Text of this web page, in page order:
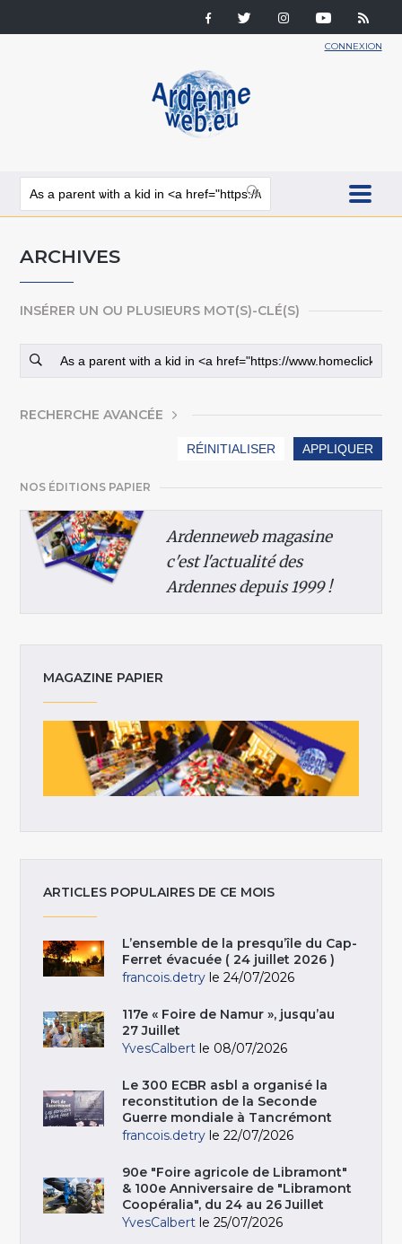
CONNEXION
ARCHIVES
INSÉRER UN OU PLUSIEURS MOT(S)-CLÉ(S)
AFFICHER
RECHERCHE AVANCÉE
NOS ÉDITIONS PAPIER
Ardenneweb magasine
c'est l'actualité des
Ardennes depuis 1999 !
MAGAZINE PAPIER
ARTICLES POPULAIRES DE CE MOIS
L’ensemble de la presqu’île du Cap-
Ferret évacuée ( 24 juillet 2026 )
francois.detry le 24/07/2026
117e « Foire de Namur », jusqu’au
27 Juillet
YvesCalbert le 08/07/2026
Le 300 ECBR asbl a organisé la
reconstitution de la Seconde
Guerre mondiale à Tancrémont
francois.detry le 22/07/2026
90e "Foire agricole de Libramont"
& 100e Anniversaire de "Libramont
Coopéralia", du 24 au 26 Juillet
YvesCalbert le 25/07/2026